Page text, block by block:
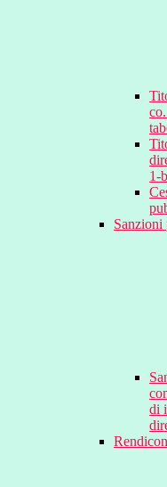
1-
Sanzioni
di